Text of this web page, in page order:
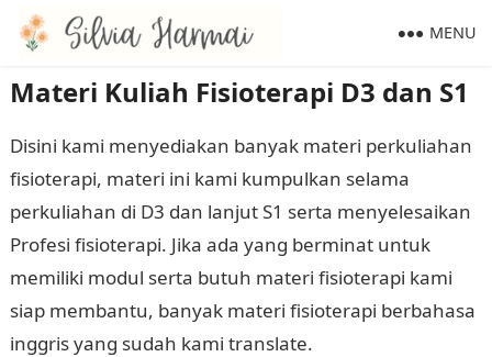
MENU
Materi Kuliah Fisioterapi D3 dan S1
Disini kami menyediakan banyak materi perkuliahan
fisioterapi, materi ini kami kumpulkan selama
perkuliahan di D3 dan lanjut S1 serta menyelesaikan
Profesi fisioterapi. Jika ada yang berminat untuk
memiliki modul serta butuh materi fisioterapi kami
siap membantu, banyak materi fisioterapi berbahasa
inggris yang sudah kami translate.